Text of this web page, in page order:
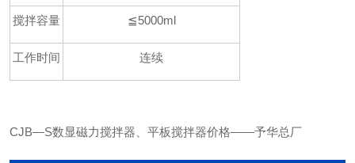
搅拌容量 ≦5000ml
工作时间 连续
CJB—S数显磁力搅拌器、平板搅拌器价格——予华总厂